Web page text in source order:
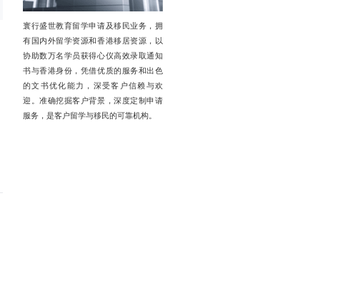
寰行盛世教育留学申请及移民业务，拥
有国内外留学资源和香港移居资源，以
协助数万名学员获得心仪高效录取通知
书与香港身份，凭借优质的服务和出色
的文书优化能力，深受客户信赖与欢
迎。准确挖掘客户背景，深度定制申请
服务，是客户留学与移民的可靠机构。